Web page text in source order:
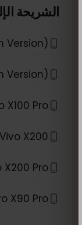
الشريحة
Version)
Version)
X100 Pro
Vivo X200
X200 Pro
X90 Pro